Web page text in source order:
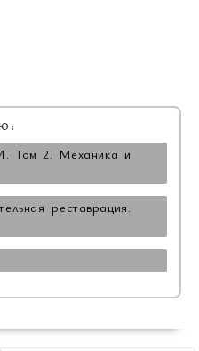
:
Том 2. Механика и
реставрация.